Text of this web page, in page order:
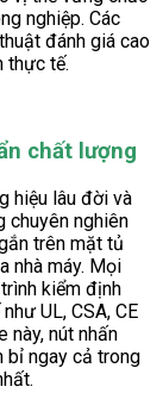
nghiệp. Các
đánh giá cao
thực tế.
chất lượng
hiệu lâu đời và
chuyên nghiên
trên mặt tủ
nhà máy. Mọi
kiểm định
UL, CSA, CE
này, nút nhấn
bỉ ngay cả trong